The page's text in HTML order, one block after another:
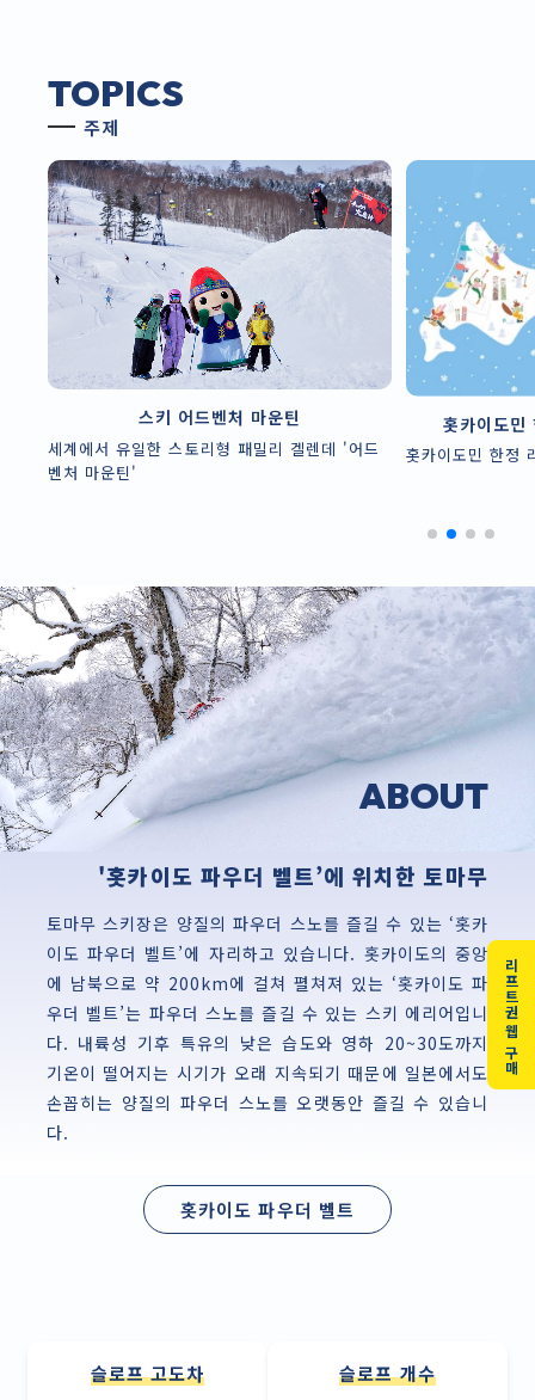
리프트권 웹 구매
TOPICS
주제
키 어드벤처 마운틴
한 스토리형 패밀리 겔렌데 '어드
홋카이도민 한정 리프트권 토
홋카이도민 한정 리프트권 토마토모
ABOUT
'홋카이도 파우더 벨트’에 위치한 토마무
토마무 스키장은 양질의 파우더 스노를 즐길 수 있는 ‘홋카
이도 파우더 벨트’에 자리하고 있습니다. 홋카이도의 중앙
에 남북으로 약 200km에 걸쳐 펼쳐져 있는 ‘홋카이도 파
우더 벨트’는 파우더 스노를 즐길 수 있는 스키 에리어입니
다. 내륙성 기후 특유의 낮은 습도와 영하 20~30도까지
기온이 떨어지는 시기가 오래 지속되기 때문에 일본에서도
손꼽히는 양질의 파우더 스노를 오랫동안 즐길 수 있습니
다.
홋카이도 파우더 벨트
슬로프 고도차 슬로프 개수